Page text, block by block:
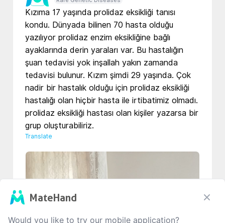
Kızıma 17 yaşında prolidaz eksikliği tanısı
kondu. Dünyada bilinen 70 hasta olduğu
yazılıyor prolidaz enzim eksikliğine bağlı
ayaklarında derin yaraları var. Bu hastalığın
şuan tedavisi yok inşallah yakın zamanda
tedavisi bulunur. Kızım şimdi 29 yaşında. Çok
nadir bir hastalık olduğu için prolidaz eksikliği
hastalığı olan hiçbir hasta ile irtibatimiz olmadı.
prolidaz eksikliği hastası olan kişiler yazarsa bir
grup oluşturabiliriz.
Translate
MateHand
Would you like to try our mobile application?